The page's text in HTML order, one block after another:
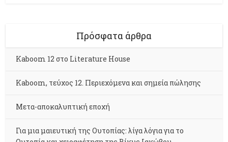
Πρόσφατα άρθρα
Kaboom 12 στο Literature House
Kaboom, τεύχος 12. Περιεχόμενα και σημεία πώλησης
Μετα-αποκαλυπτική εποχή
Για μια μαιευτική της Ουτοπίας: λίγα λόγια για το